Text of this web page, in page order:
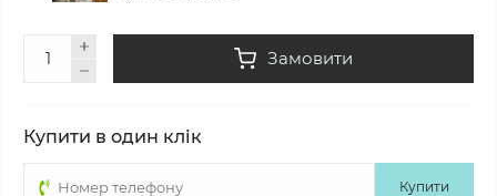
Замовити
Купити в один клік
Купити